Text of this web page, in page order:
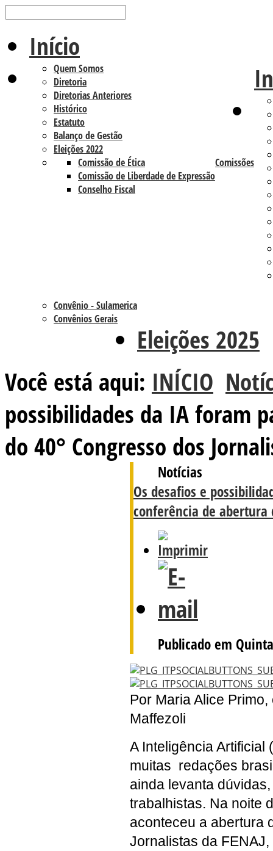
Início
Quem Somos
Diretoria
Diretorias Anteriores
Histórico
Estatuto
Balanço de Gestão
Eleições 2022
Comissões
Comissão de Ética
Comissão de Liberdade de Expressão
Conselho Fiscal
Convênio - Sulamerica
Convênios Gerais
Eleições 2025
Você está aqui: INÍCIO
possibilidades da IA foram
do 40° Congresso dos
Notícias
Os desafios e
conferência de abertura
Publicado em
Por Maria Alice
Maffezoli
A Inteligência Artificial
muitas redações
ainda levanta
trabalhistas. Na noite
aconteceu a abertura
Jornalistas da